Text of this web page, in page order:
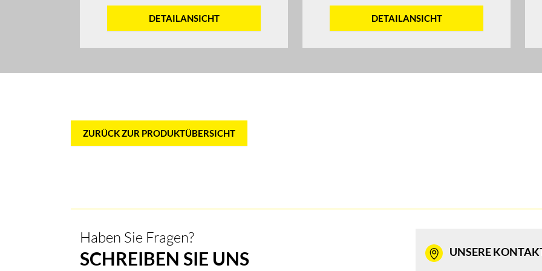
DETAILANSICHT DETAILANSICHT
ZURÜCK ZUR PRODUKTÜBERSICHT
Haben Sie Fragen?
SCHREIBEN SIE UNS UNSERE